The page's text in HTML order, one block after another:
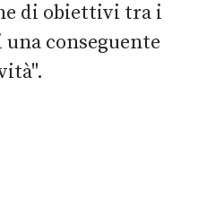
di obiettivi tra i
conseguente